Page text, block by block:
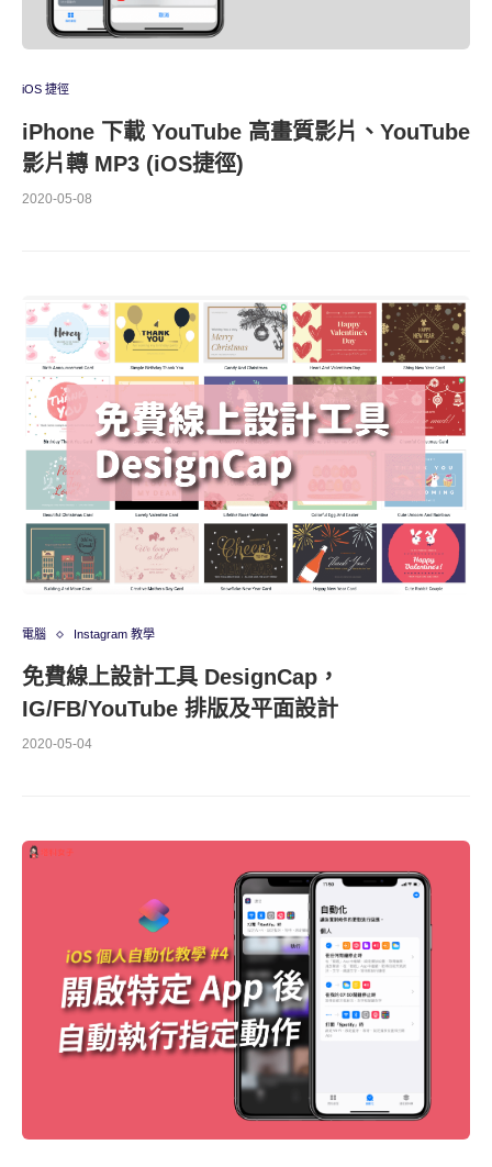
iOS 捷徑
iPhone 下載 YouTube 高畫質影片、YouTube
影片轉 MP3 (iOS捷徑)
2020-05-08
電腦 Instagram 教學
免費線上設計工具 DesignCap，
IG/FB/YouTube 排版及平面設計
2020-05-04